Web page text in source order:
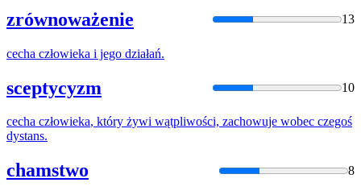
zrównoważenie 13
cecha człowieka i jego działań.
sceptycyzm 10
cecha człowieka, który żywi wątpliwości, zachowuje wobec czegoś
dystans.
chamstwo 8